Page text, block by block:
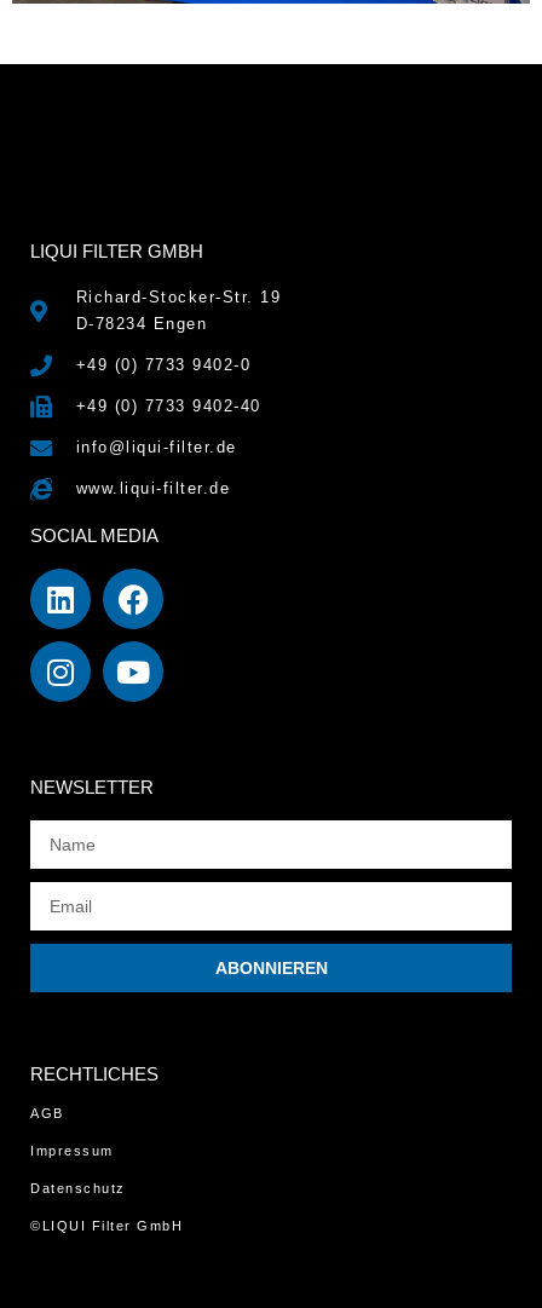
LIQUI FILTER GMBH
Richard-Stocker-Str. 19
D-78234 Engen
+49 (0) 7733 9402-0
+49 (0) 7733 9402-40
info@liqui-filter.de
www.liqui-filter.de
SOCIAL MEDIA
NEWSLETTER
ABONNIEREN
RECHTLICHES
AGB
Impressum
Datenschutz
©LIQUI Filter GmbH